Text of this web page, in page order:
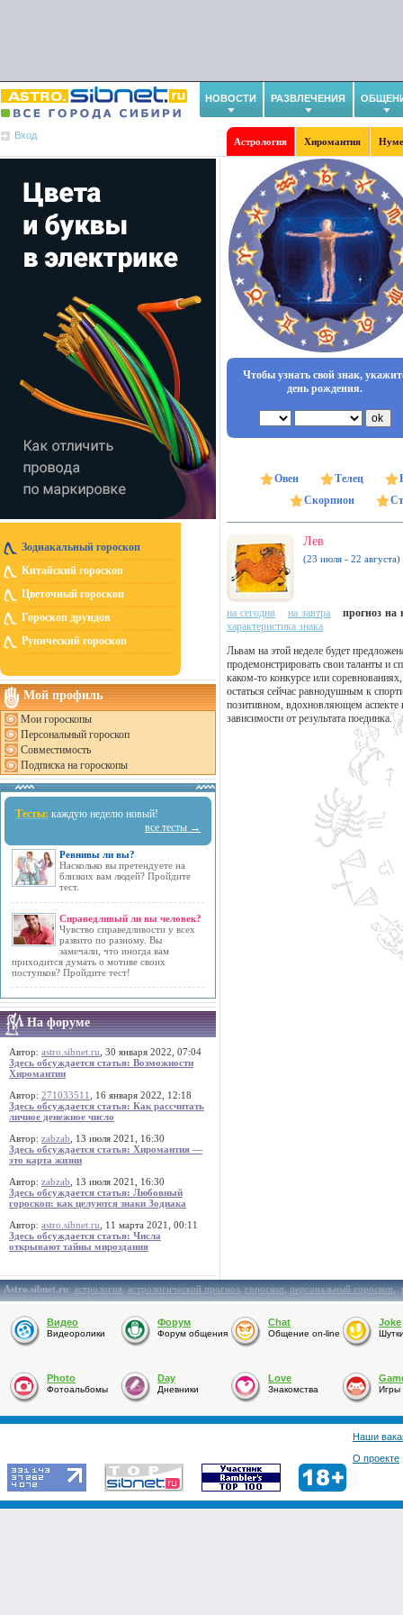
НОВОСТИ РАЗВЛЕЧЕНИЯ
Вход
Астрология Хиромантия
Зодиакальный гороскоп
Китайский гороскоп
Цветочный гороскоп
Гороскоп друидов
Рунический гороскоп
Мой профиль
Мои гороскопы
Персональный гороскоп
Совместимость
Подписка на гороскопы
Тесты: каждую неделю новый!
все тесты →
Ревнивы ли вы?
Насколько вы претендуете на
близких вам людей? Пройдите
тест.
Справедливый ли вы человек?
Чувство справедливости у всех
развито по разному. Вы
замечали, что иногда вам
приходится думать о мотиве своих
поступков? Пройдите тест!
На форуме
Автор: astro.sibnet.ru , 30 января 2022, 07:04
Здесь обсуждается статья: Возможности
Хиромантии
Автор: 271033511
, 16 января 2022, 12:18
Здесь обсуждается статья: Как рассчитать
личное денежное число
Автор: zabzab , 13 июля 2021, 16:30
Здесь обсуждается статья: Хиромантия —
это карта жизни
Автор: zabzab , 13 июля 2021, 16:30
Здесь обсуждается статья: Любовный
гороскоп: как целуются знаки Зодиака
Автор: astro.sibnet.ru , 11 марта 2021, 00:11
Здесь обсуждается статья: Числа
открывают тайны мироздания
Чтобы узнать свой знак,
день рождения.
Овен Телец
Скорпион
Лев
(23 июля - 22 августа)
на сегодня на завтра
прогноз на
характеристика знака
Львам на этой неделе будет
продемонстрировать свои таланты и
каком-то конкурсе или
остаться сейчас равнодушным к
позитивном, вдохновляющем аспекте
зависимости от результата поединка.
Astro.sibnet.ru:астрология,астрологический прогноз,гороскоп,персональный гороскоп,
Видео
Видеоролики
Форум
Форум общения
Chat
Общение on-line
Joke
Photo
Фотоальбомы
Day
Дневники
Love
Знакомства Игры
Наши
О проекте